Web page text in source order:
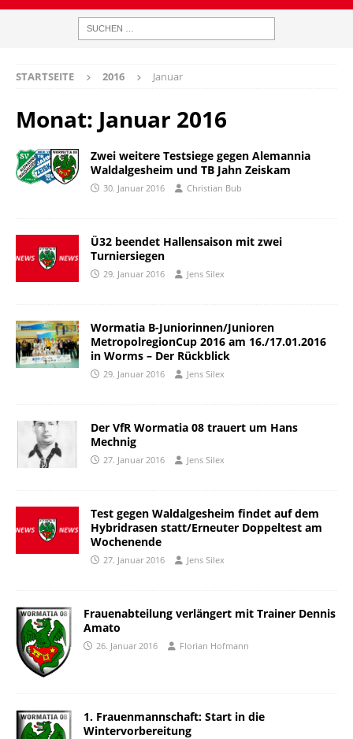
STARTSEITE 2016 Januar
Monat: Januar 2016
Zwei weitere Testsiege gegen Alemannia
Waldalgesheim und TB Jahn Zeiskam
30. Januar 2016 Christian Bub
Ü32 beendet Hallensaison mit zwei
Turniersiegen
29. Januar 2016 Jens Silex
Wormatia B-Juniorinnen/Junioren
MetropolregionCup 2016 am 16./17.01.2016
in Worms – Der Rückblick
29. Januar 2016 Jens Silex
Der VfR Wormatia 08 trauert um Hans
Mechnig
27. Januar 2016 Jens Silex
Test gegen Waldalgesheim findet auf dem
Hybridrasen statt/Erneuter Doppeltest am
Wochenende
27. Januar 2016 Jens Silex
Frauenabteilung verlängert mit Trainer Dennis
Amato
26. Januar 2016 Florian Hofmann
1. Frauenmannschaft: Start in die
Wintervorbereitung